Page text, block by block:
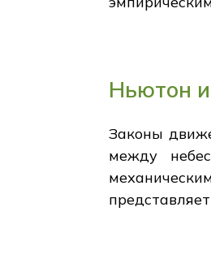
Ньютон
Законы
между